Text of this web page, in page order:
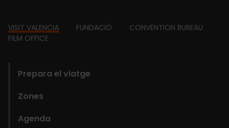
Footer
VISIT VALENCIA FUNDACIÓ
CONVENTION BUREAU
FILM OFFICE
Prepara el viatge
Zones
Agenda